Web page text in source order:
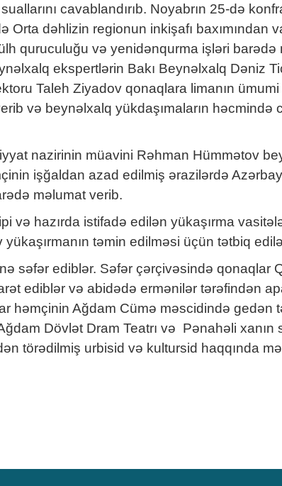
cavablandırıb. Noyabrın 25-də
dəhlizin regionun inkişafı baxımından
quruculuğu və yenidənqurma işləri
ekspertlərin Bakı Beynəlxalq Dəniz
Taleh Ziyadov qonaqlara limanın
və beynəlxalq yükdaşımaların həcmində
nazirinin müavini Rəhman Hümmətov
işğaldan azad edilmiş ərazilərdə
məlumat verib.
və hazırda istifadə edilən yükaşırma
təmin edilməsi üçün tətbiq
səfər ediblər. Səfər çərçivəsində
ediblər və abidədə ermənilər tərəfindən
həmçinin Ağdam Cümə məscidində gedən
Dövlət Dram Teatrı və Pənahəli xanın
törədilmiş urbisid və kultursid haqqında